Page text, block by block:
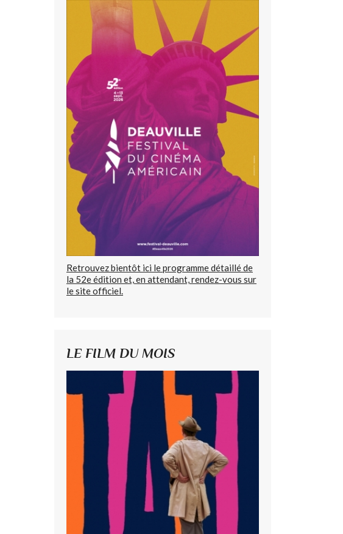
Retrouvez bientôt ici le programme détaillé de
la 52e édition et, en attendant, rendez-vous sur
le site officiel.
LE FILM DU MOIS